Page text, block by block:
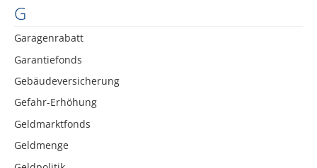
G
Garagenrabatt
Garantiefonds
Gebäudeversicherung
Gefahr-Erhöhung
Geldmarktfonds
Geldmenge